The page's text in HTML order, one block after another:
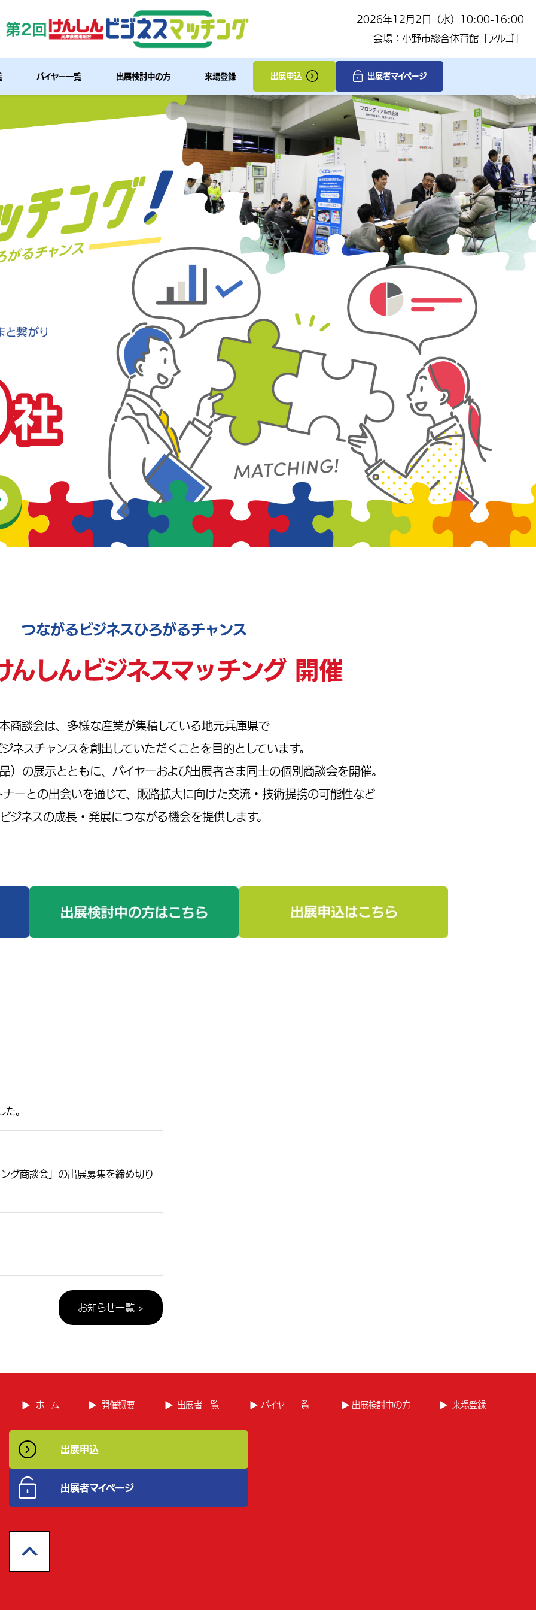
2026年12月2日（水）10:00-16:00
会場：小野市総合体育館「アルゴ」
バイヤー一覧 出展検討中の方 来場登録 出展申込 出展者マイページ
つながるビジネスひろがるチャンス
んしんビジネスマッチング 開催
商談会は、多様な産業が集積している地元兵庫県で
ネスチャンスを創出していただくことを目的としています。
）の展示とともに、バイヤーおよび出展者さま同士の個別商談会を開催。
ナーとの出会いを通じて、販路拡大に向けた交流・技術提携の可能性など
ビジネスの成長・発展につながる機会を提供します。
た。
グ商談会」の出展募集を締め切り
お知らせ一覧 >
ホーム 開催概要 出展者一覧 バイヤー一覧 出展検討中の方 来場登録
出展申込
出展者マイページ